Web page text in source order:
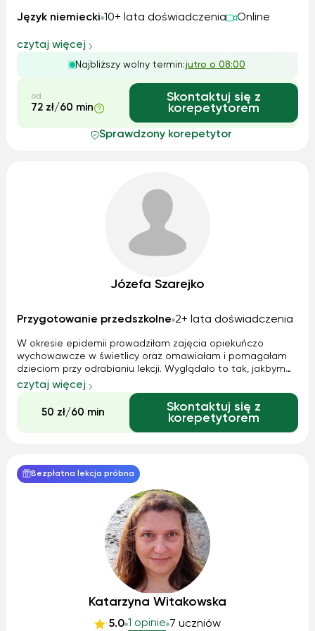
Język niemiecki 10+ lata doświadczenia Online
czytaj więcej
Najbliższy wolny termin:jutro o 08:00
od
72 zł/60 min
Skontaktuj się z
korepetytorem
Sprawdzony korepetytor
Józefa Szarejko
Przygotowanie przedszkolne 2+ lata doświadczenia
W okresie epidemii prowadziłam zajęcia opiekuńczo
wychowawcze w świetlicy oraz omawiałam i pomagałam
dzieciom przy odrabianiu lekcji. Wyglądało to tak, jakbym
prowadziła zajęcia lekcyjne. Przerabialiśmy nadesłane
ćwiczenia, uczyły się czytać....
czytaj więcej
50 zł/60 min
Skontaktuj się z
korepetytorem
Bezpłatna lekcja próbna
Katarzyna Witakowska
5.0 1 opinie 7 uczniów